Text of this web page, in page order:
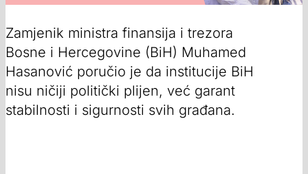
Zamjenik ministra finansija i trezora
Bosne i Hercegovine (BiH) Muhamed
Hasanović poručio je da institucije BiH
nisu ničiji politički plijen, već garant
stabilnosti i sigurnosti svih građana.